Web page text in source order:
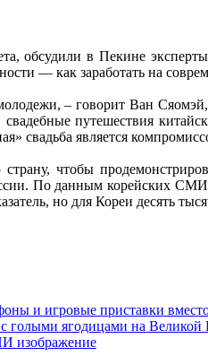
обсудили в Пекине
— как заработать на
– говорит Ван
путешествия
свадьба является
чтобы
По данным корейских
но для Кореи десять
и игровые приставки
голыми ягодицами на Великой
изображение